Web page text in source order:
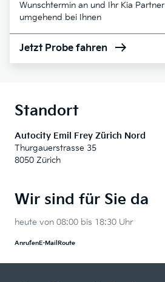
Wunschtermin an und Ihr Kia
umgehend bei Ihnen
Jetzt Probe fahren
Standort
Autocity Emil Frey Zürich Nord
Thurgauerstrasse 35
8050 Zürich
Wir sind für Sie da
heute von 08:00 bis 18:30 Uhr
AnrufenE-Mail Route